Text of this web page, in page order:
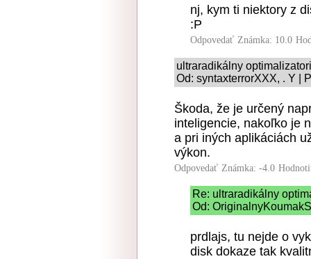
nj, kym ti niektory z
:P
Odpovedať Známka: 10.0
ultraradikálny
Od: syntaxterrorXXX, . Y |
Škoda, že je určený
inteligencie, nakoľko je
a pri iných aplikáciách
výkon.
Odpovedať Známka: -4.0
Re: ultraradikálny
Od:
prdlajs, tu nejde o
disk dokaze tak